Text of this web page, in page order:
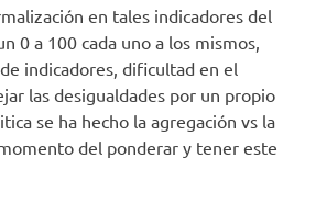
en tales indicadores del
0 a 100 cada uno a los mismos,
indicadores, dificultad en el
las desigualdades por un propio
se ha hecho la agregación vs la
del ponderar y tener este